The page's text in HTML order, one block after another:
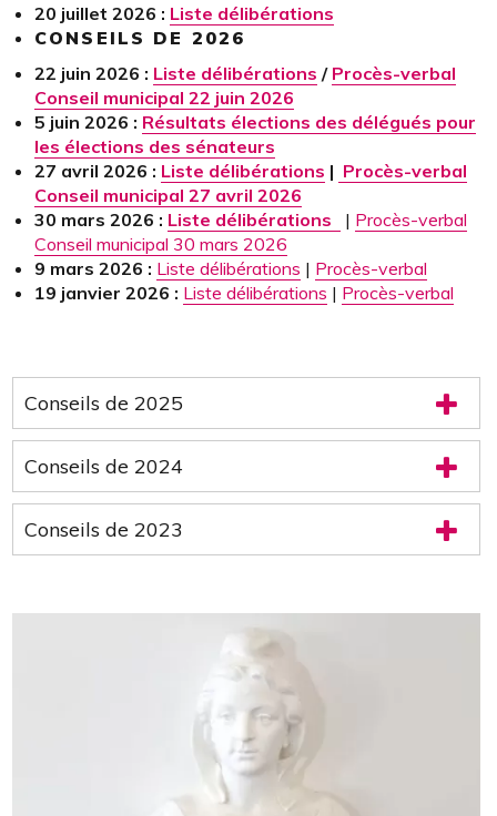
20 juillet 2026 : Liste délibérations
CONSEILS DE 2026
22 juin 2026 : Liste délibérations / Procès-verbal
Conseil municipal 22 juin 2026
5 juin 2026 : Résultats élections des délégués pour
les élections des sénateurs
27 avril 2026 : Liste délibérations | Procès-verbal
Conseil municipal 27 avril 2026
30 mars 2026 : Liste délibérations | Procès-verbal
Conseil municipal 30 mars 2026
9 mars 2026 : Liste délibérations | Procès-verbal
19 janvier 2026 : Liste délibérations | Procès-verbal
Conseils de 2025
Conseils de 2024
Conseils de 2023